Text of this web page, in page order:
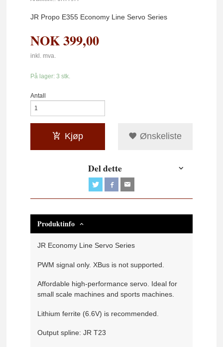
JR Propo E355 Economy Line Servo Series
NOK399,00
inkl. mva.
På lager: 3 stk.
Antall
Kjøp Ønskeliste
Del dette
Produktinfo
JR Economy Line Servo Series
PWM signal only. XBus is not supported.
Affordable high-performance servo. Ideal for
small scale machines and sports machines.
Lithium ferrite (6.6V) is recommended.
Output spline: JR T23